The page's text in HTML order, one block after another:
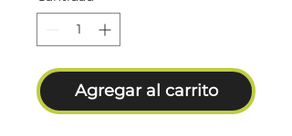
Agregar al carrito